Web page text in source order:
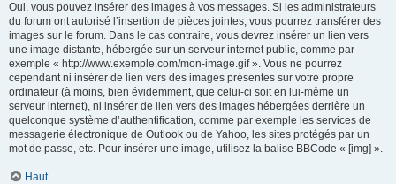
Oui, vous pouvez insérer des images à vos messages. Si les administrateurs
du forum ont autorisé l’insertion de pièces jointes, vous pourrez transférer des
images sur le forum. Dans le cas contraire, vous devrez insérer un lien vers
une image distante, hébergée sur un serveur internet public, comme par
exemple « http://www.exemple.com/mon-image.gif ». Vous ne pourrez
cependant ni insérer de lien vers des images présentes sur votre propre
ordinateur (à moins, bien évidemment, que celui-ci soit en lui-même un
serveur internet), ni insérer de lien vers des images hébergées derrière un
quelconque système d’authentification, comme par exemple les services de
messagerie électronique de Outlook ou de Yahoo, les sites protégés par un
mot de passe, etc. Pour insérer une image, utilisez la balise BBCode « [img] ».
Haut